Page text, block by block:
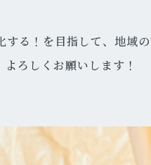
る！を目指して、地域
ろしくお願いします！